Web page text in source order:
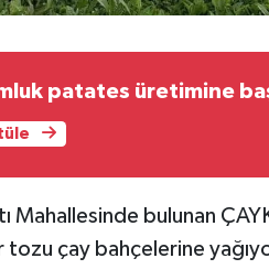
patates üretimine
Mahallesinde bulunan
tozu çay bahçelerine